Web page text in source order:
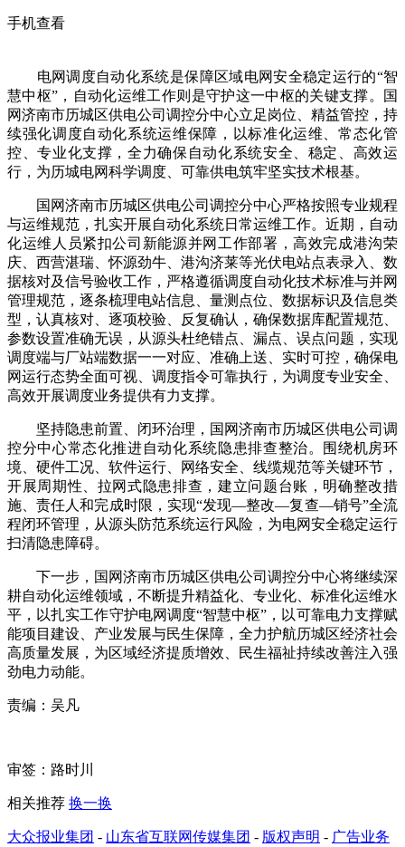
手机查看
电网调度自动化系统是保障区域电网安全稳定运行的“智
慧中枢”，自动化运维工作则是守护这一中枢的关键支撑。国
网济南市历城区供电公司调控分中心立足岗位、精益管控，持
续强化调度自动化系统运维保障，以标准化运维、常态化管
控、专业化支撑，全力确保自动化系统安全、稳定、高效运
行，为历城电网科学调度、可靠供电筑牢坚实技术根基。
国网济南市历城区供电公司调控分中心严格按照专业规程
与运维规范，扎实开展自动化系统日常运维工作。近期，自动
化运维人员紧扣公司新能源并网工作部署，高效完成港沟荣
庆、西营湛瑞、怀源劲牛、港沟济莱等光伏电站点表录入、数
据核对及信号验收工作，严格遵循调度自动化技术标准与并网
管理规范，逐条梳理电站信息、量测点位、数据标识及信息类
型，认真核对、逐项校验、反复确认，确保数据库配置规范、
参数设置准确无误，从源头杜绝错点、漏点、误点问题，实现
调度端与厂站端数据一一对应、准确上送、实时可控，确保电
网运行态势全面可视、调度指令可靠执行，为调度专业安全、
高效开展调度业务提供有力支撑。
坚持隐患前置、闭环治理，国网济南市历城区供电公司调
控分中心常态化推进自动化系统隐患排查整治。围绕机房环
境、硬件工况、软件运行、网络安全、线缆规范等关键环节，
开展周期性、拉网式隐患排查，建立问题台账，明确整改措
施、责任人和完成时限，实现“发现—整改—复查—销号”全流
程闭环管理，从源头防范系统运行风险，为电网安全稳定运行
扫清隐患障碍。
下一步，国网济南市历城区供电公司调控分中心将继续深
耕自动化运维领域，不断提升精益化、专业化、标准化运维水
平，以扎实工作守护电网调度“智慧中枢”，以可靠电力支撑赋
能项目建设、产业发展与民生保障，全力护航历城区经济社会
高质量发展，为区域经济提质增效、民生福祉持续改善注入强
劲电力动能。
责编：吴凡
审签：路时川
相关推荐 换一换
大众报业集团 - 山东省互联网传媒集团 - 版权声明 - 广告业务